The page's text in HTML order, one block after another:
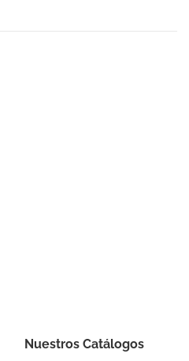
Nuestros Catálogos